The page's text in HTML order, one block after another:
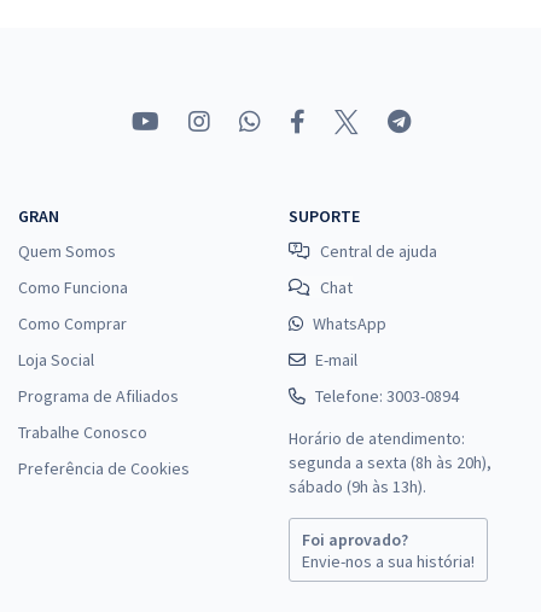
GRAN
Quem Somos
Como Funciona
Como Comprar
Loja Social
Programa de Afiliados
Trabalhe Conosco
Preferência de Cookies
SUPORTE
Central de ajuda
Chat
WhatsApp
E-mail
Telefone: 3003-0894
Horário de atendimento:
segunda a sexta (8h às 20h),
sábado (9h às 13h).
Foi aprovado?
Envie-nos a sua história!